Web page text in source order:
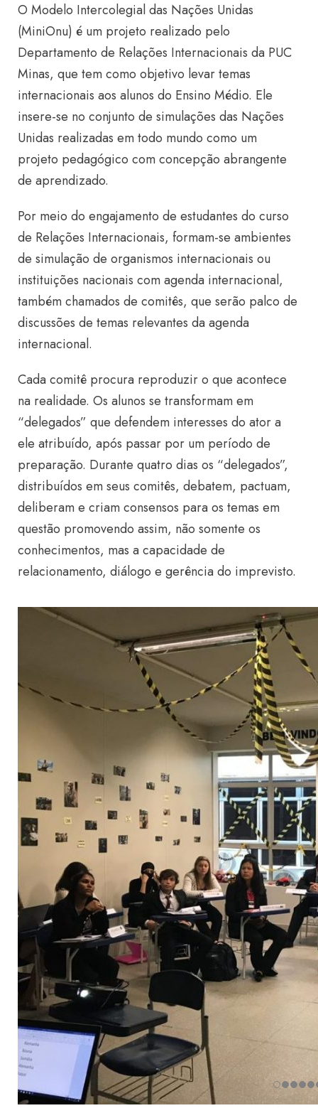
O Modelo Intercolegial das Nações Unidas
(MiniOnu) é um projeto realizado pelo
Departamento de Relações Internacionais da PUC
Minas, que tem como objetivo levar temas
internacionais aos alunos do Ensino Médio. Ele
insere-se no conjunto de simulações das Nações
Unidas realizadas em todo mundo como um
projeto pedagógico com concepção abrangente
de aprendizado.
Por meio do engajamento de estudantes do curso
de Relações Internacionais, formam-se ambientes
de simulação de organismos internacionais ou
instituições nacionais com agenda internacional,
também chamados de comitês, que serão palco de
discussões de temas relevantes da agenda
internacional.
Cada comitê procura reproduzir o que acontece
na realidade. Os alunos se transformam em
“delegados” que defendem interesses do ator a
ele atribuído, após passar por um período de
preparação. Durante quatro dias os “delegados”,
distribuídos em seus comitês, debatem, pactuam,
deliberam e criam consensos para os temas em
questão promovendo assim, não somente os
conhecimentos, mas a capacidade de
relacionamento, diálogo e gerência do imprevisto.